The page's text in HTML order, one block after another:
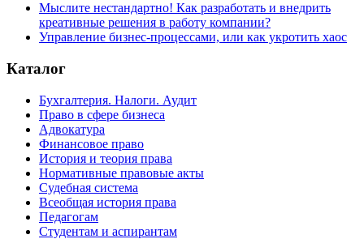
Мыслите нестандартно! Как разработать и внедрить
креативные решения в работу компании?
Управление бизнес-процессами, или как укротить хаос
Каталог
Бухгалтерия. Налоги. Аудит
Право в сфере бизнеса
Адвокатура
Финансовое право
История и теория права
Нормативные правовые акты
Судебная система
Всеобщая история права
Педагогам
Студентам и аспирантам